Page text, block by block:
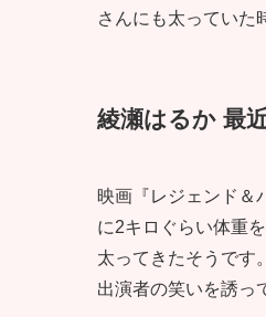
さんにも太っていた
綾瀬はるか 最
映画『レジェンド＆
に2キロぐらい体重
太ってきたそうです
出演者の笑いを誘っ